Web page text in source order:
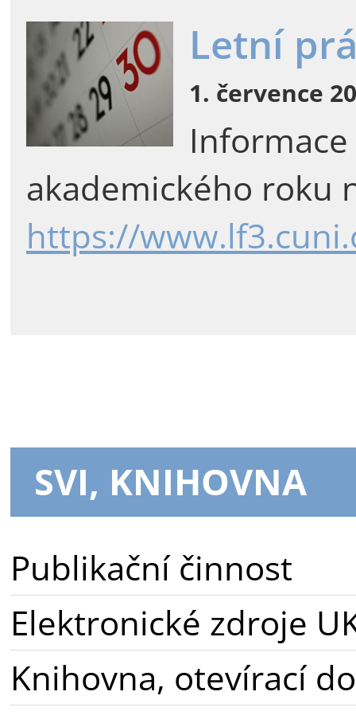
Letní
1. července
akademického roku
https://
SVI, KNIHOVNA
Publikační činnost
Elektronické zdroje
Knihovna, otevírací